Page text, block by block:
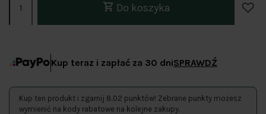
Do koszyka
Kup teraz i zapłać za 30 dniSPRAWDŹ
Kup ten produkt i zgarnij 8.02 punktów! Zebrane punkty możesz
wymienić na kody rabatowe na kolejne zakupy.